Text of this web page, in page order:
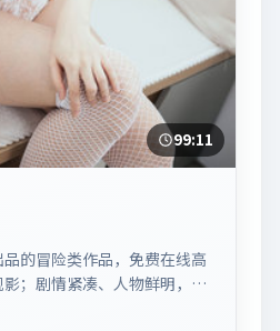
99:11
品的冒险类作品，免费在线高
；剧情紧凑、人物鲜明，适